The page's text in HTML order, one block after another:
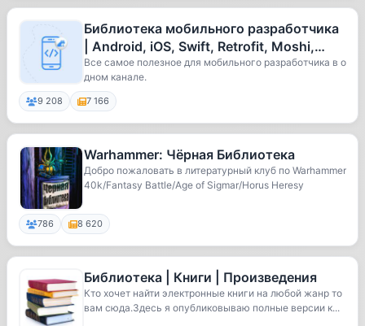
Библиотека мобильного разработчика
| Android, iOS, Swift, Retrofit, Moshi,
Chuck
Все самое полезное для мобильного разработчика в о
дном канале.
9 208 7 166
Warhammer: Чёрная Библиотека
Добро пожаловать в литературный клуб по Warhammer
40k/Fantasy Battle/Age of Sigmar/Horus Heresy
786 8 620
Библиотека | Книги | Произведения
Кто хочет найти электронные книги на любой жанр то
вам сюда.Здесь я опубликовываю полные версии к...